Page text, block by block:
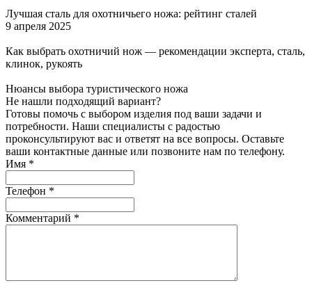
Лучшая сталь для охотничьего ножа: рейтинг сталей
9 апреля 2025
Как выбрать охотничий нож — рекомендации эксперта, сталь,
клинок, рукоять
Нюансы выбора туристического ножа
Не нашли подходящий вариант?
Готовы помочь с выбором изделия под ваши задачи и
потребности. Наши специалисты с радостью
проконсультируют вас и ответят на все вопросы. Оставьте
ваши контактные данные или позвоните нам по телефону.
Имя *
Телефон *
Комментарий *